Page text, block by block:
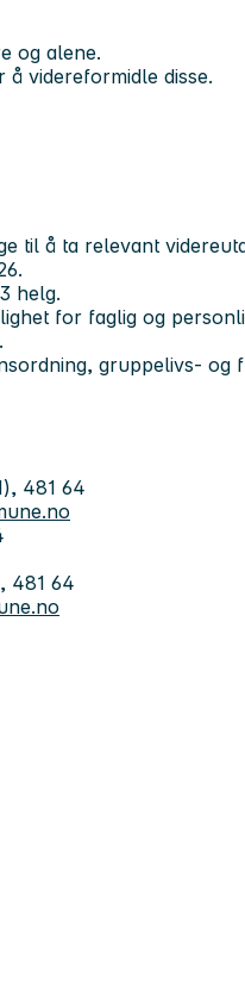
og alene.
videreformidle disse.
til å ta relevant
helg.
for faglig og
gruppelivs- og
481 64
481 64